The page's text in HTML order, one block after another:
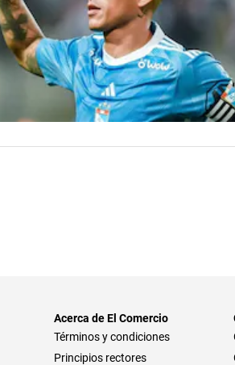
Acerca de El Comercio
Términos y condiciones
Principios rectores